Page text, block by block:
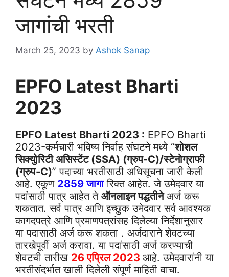
जागांची भरती
March 25, 2023 by Ashok Sanap
EPFO Latest Bharti
2023
EPFO Latest Bharti 2023 : EPFO Bharti
2023-कर्मचारी भविष्य निर्वाह संघटने मध्ये “शोशल
सिक्युोरिटी असिस्टेंट (SSA) (ग्रुप-C)/स्टेनोग्राफी
(ग्रुप-C)” पदाच्या भरतीसाठी अधिसूचना जारी केली
आहे. एकूण 2859 जागारिक्त आहेत. जे उमेदवार या
पदांसाठी पात्र आहेत ते ऑनलाइन पद्धतीनेअर्ज करू
शकतात. सर्व पात्र आणि इच्छुक उमेदवार सर्व आवश्यक
कागदपत्रे आणि प्रमाणपत्रांसह दिलेल्या निर्देशानुसार
या पदासाठी अर्ज करू शकता . अर्जदाराने शेवटच्या
तारखेपूर्वी अर्ज करावा. या पदांसाठी अर्ज करण्याची
शेवटची तारीख 26 एप्रिल 2023 आहे. उमेदवारांनी या
भरतीसंदर्भात खाली दिलेली संपूर्ण माहिती वाचा.